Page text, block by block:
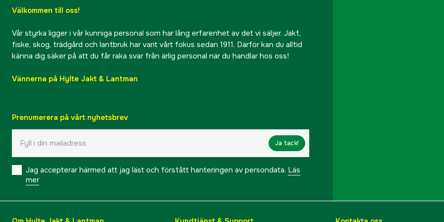
Välkommen till oss!
Vår styrka ligger i vår kunniga personal som har lång erfarenhet av det vi säljer. Jakt,
fiske, skog, trädgård och lantbruk har varit vårt fokus sedan 1911. Därför kan du alltid
känna dig säker på att du får raka svar från ärlig personal när du handlar hos oss!
Vännerna på Hylte Jakt & Lantman
Prenumerera på vårt nyhetsbrev
Ja tack!
Jag accepterar härmed att jag läst och förstått hanteringen av persondata. Läs
mer